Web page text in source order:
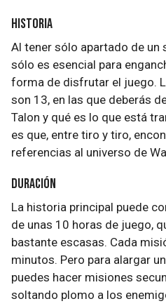
Historia
Al tener sólo apartado de un
sólo es esencial para
forma de disfrutar el juego.
son 13, en las que deberás
Talon y qué es lo que está
es que, entre tiro y tiro,
referencias al universo de
Duración
La historia principal puede
de unas 10 horas de juego,
bastante escasas. Cada
minutos. Pero para alargar
puedes hacer misiones
soltando plomo a los